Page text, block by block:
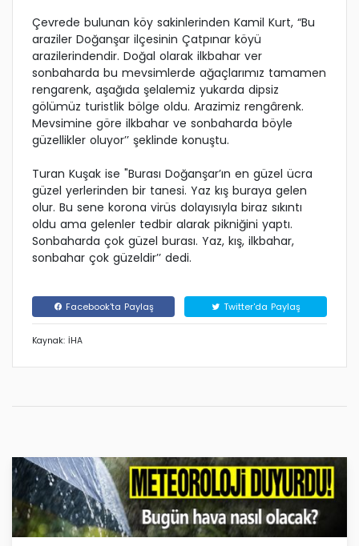
Çevrede bulunan köy sakinlerinden Kamil Kurt, “Bu
araziler Doğanşar ilçesinin Çatpınar köyü
arazilerindendir. Doğal olarak ilkbahar ver
sonbaharda bu mevsimlerde ağaçlarımız tamamen
rengarenk, aşağıda şelalemiz yukarda dipsiz
gölümüz turistlik bölge oldu. Arazimiz rengârenk.
Mevsimine göre ilkbahar ve sonbaharda böyle
güzellikler oluyor’’ şeklinde konuştu.
Turan Kuşak ise "Burası Doğanşar’ın en güzel ücra
güzel yerlerinden bir tanesi. Yaz kış buraya gelen
olur. Bu sene korona virüs dolayısıyla biraz sıkıntı
oldu ama gelenler tedbir alarak pikniğini yaptı.
Sonbaharda çok güzel burası. Yaz, kış, ilkbahar,
sonbahar çok güzeldir’’ dedi.
Facebook'ta Paylaş Twitter'da Paylaş
Kaynak: İHA